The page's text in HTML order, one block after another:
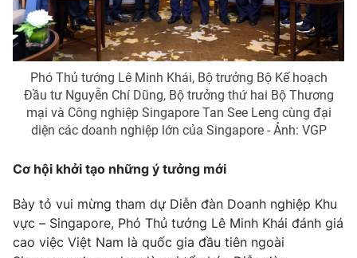
Emagazine Podcast
Photo Infographic
Video Shorts video
VTV Sức khoẻ Bất động sản
Thị trường 24h Tấm lòng Việt
Phó Thủ tướng Lê Minh Khái, Bộ trưởng Bộ Kế hoạch
Đầu tư Nguyễn Chí Dũng, Bộ trưởng thứ hai Bộ Thương
mại và Công nghiệp Singapore Tan See Leng cùng đại
diện các doanh nghiệp lớn của Singapore - Ảnh: VGP
Cơ hội khởi tạo những ý tưởng mới
Bày tỏ vui mừng tham dự Diễn đàn Doanh nghiệp Khu
vực – Singapore, Phó Thủ tướng Lê Minh Khái đánh giá
cao việc Việt Nam là quốc gia đầu tiên ngoài